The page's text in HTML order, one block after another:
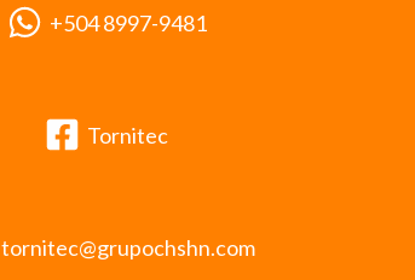
+504 8997-9481
Tornitec
tornitec@grupochshn.com